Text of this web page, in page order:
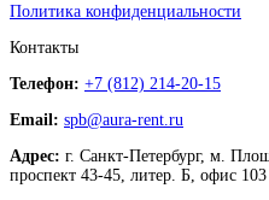
Политика конфиденциальности
Контакты
Телефон: +7 (812) 214-20-15
Email: spb@aura-rent.ru
Адрес: г. Санкт-Петербург, м.
проспект 43-45, литер. Б, офис 103